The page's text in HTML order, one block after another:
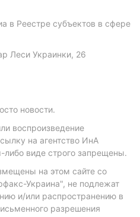
в Реестре субъектов в сфере
Леси Украинки, 26
новости.
воспроизведение
на агентство ИнА
либо виде строго запрещены.
на этом сайте со
Украина", не подлежат
и/или распространению в
разрешения